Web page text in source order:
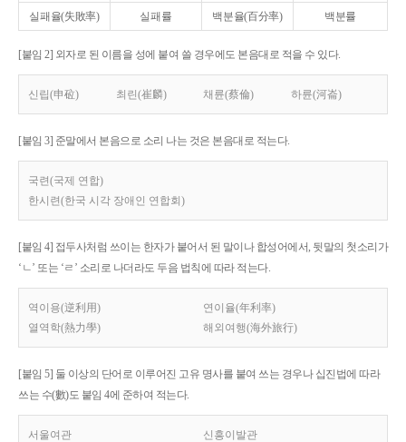
실패율(失敗率) 실패률 백분율(百分率) 백분률
[붙임 2] 외자로 된 이름을 성에 붙여 쓸 경우에도 본음대로 적을 수 있다.
신립(申砬) 최린(崔麟) 채륜(蔡倫) 하륜(河崙)
[붙임 3] 준말에서 본음으로 소리 나는 것은 본음대로 적는다.
국련(국제 연합)
한시련(한국 시각 장애인 연합회)
[붙임 4] 접두사처럼 쓰이는 한자가 붙어서 된 말이나 합성어에서, 뒷말의 첫소리가
‘ㄴ’ 또는 ‘ㄹ’ 소리로 나더라도 두음 법칙에 따라 적는다.
역이용(逆利用)
연이율(年利率)
열역학(熱力學)
해외여행(海外旅行)
[붙임 5] 둘 이상의 단어로 이루어진 고유 명사를 붙여 쓰는 경우나 십진법에 따라
쓰는 수(數)도 붙임 4에 준하여 적는다.
서울여관 신흥이발관